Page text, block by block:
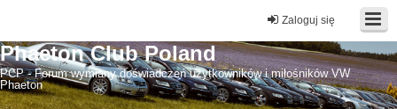
Zaloguj się
Phaeton Club Poland
PCP - Forum wymiany doświadczeń użytkowników i miłośników VW
Phaeton